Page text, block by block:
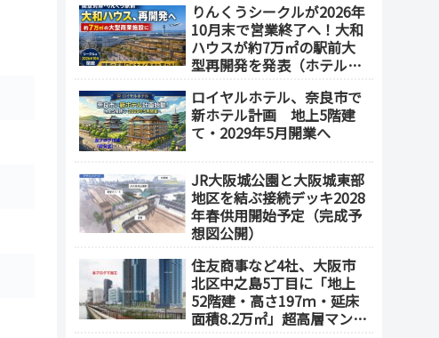
りんくうシークルが2026年
10月末で営業終了へ！大和
ハウスが約7万㎡の駅前大
型再開発を発表（ホテル開
ロイヤルホテル、奈良市で
新ホテル計画 地上5階建
て・2029年5月開業へ
JR大阪城公園と大阪城東部
地区を結ぶ接続デッキ2028
年春供用開始予定（完成予
想図公開）
住友商事など4社、大阪市
北区中之島5丁目に「地上
52階建・高さ197ｍ・延床
面積8.2万㎡」超高層マンシ